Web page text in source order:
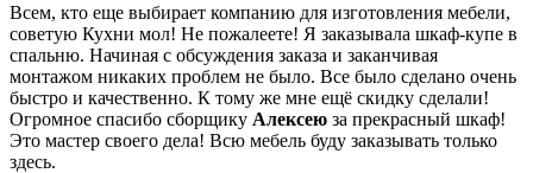
Всем, кто еще выбирает компанию для изготовления мебели,
советую Кухни мол! Не пожалеете! Я заказывала шкаф-купе в
спальню. Начиная с обсуждения заказа и заканчивая
монтажом никаких проблем не было. Все было сделано очень
быстро и качественно. К тому же мне ещё скидку сделали!
Огромное спасибо сборщику Алексею за прекрасный шкаф!
Это мастер своего дела! Всю мебель буду заказывать только
здесь.